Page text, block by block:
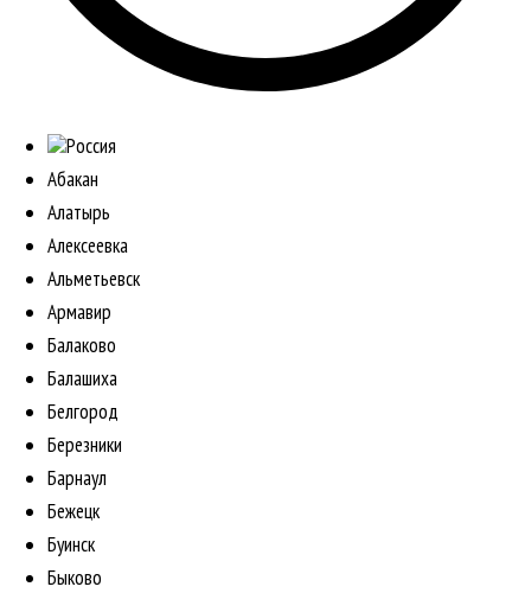
Россия
Абакан
Алатырь
Алексеевка
Альметьевск
Армавир
Балаково
Балашиха
Белгород
Березники
Барнаул
Бежецк
Буинск
Быково